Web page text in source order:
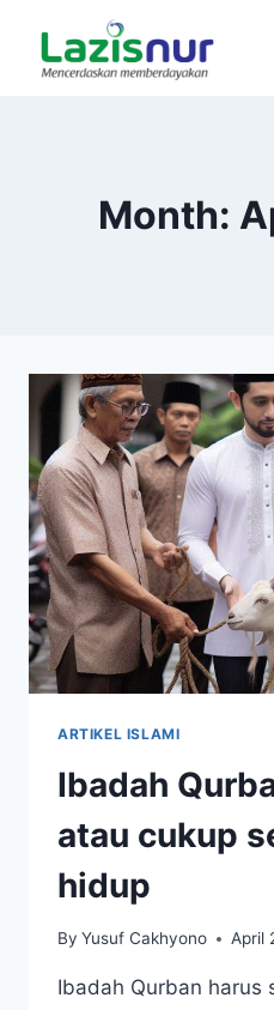
content
Month:
ARTIKEL ISLAMI
Ibadah
atau cukup
hidup
By Yusuf Cakhyono April
Ibadah Qurban harus